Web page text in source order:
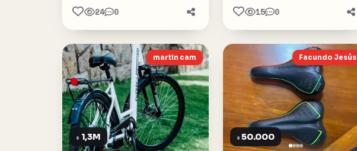
24 0 15 0
martin cam
$ 1,3M
Facundo Jesús
$ 50.000